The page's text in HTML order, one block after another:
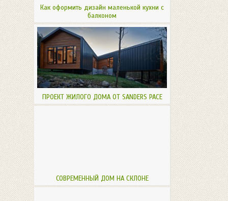
Как оформить дизайн маленькой кухни с
балконом
ПРОЕКТ ЖИЛОГО ДОМА ОТ SANDERS PACE
СОВРЕМЕННЫЙ ДОМ НА СКЛОНЕ